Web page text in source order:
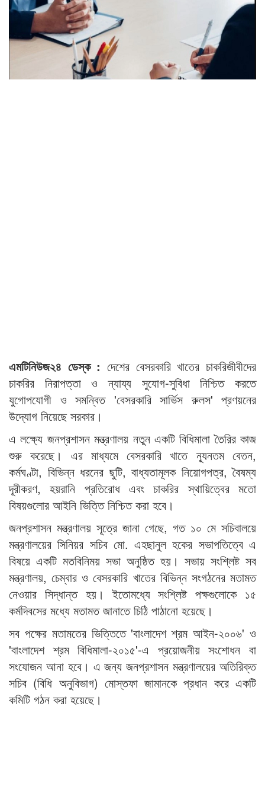
এমটিনিউজ২৪ ডেস্ক : দেশের বেসরকারি খাতের চাকরিজীবীদের
চাকরির নিরাপত্তা ও ন্যায্য সুযোগ-সুবিধা নিশ্চিত করতে
যুগোপযোগী ও সমন্বিত 'বেসরকারি সার্ভিস রুলস' প্রণয়নের
উদ্যোগ নিয়েছে সরকার।
এ লক্ষ্যে জনপ্রশাসন মন্ত্রণালয় নতুন একটি বিধিমালা তৈরির কাজ
শুরু করেছে। এর মাধ্যমে বেসরকারি খাতে ন্যূনতম বেতন,
কর্মঘণ্টা, বিভিন্ন ধরনের ছুটি, বাধ্যতামূলক নিয়োগপত্র, বৈষম্য
দূরীকরণ, হয়রানি প্রতিরোধ এবং চাকরির স্থায়িত্বের মতো
বিষয়গুলোর আইনি ভিত্তি নিশ্চিত করা হবে।
জনপ্রশাসন মন্ত্রণালয় সূত্রে জানা গেছে, গত ১০ মে সচিবালয়ে
মন্ত্রণালয়ের সিনিয়র সচিব মো. এহছানুল হকের সভাপতিত্বে এ
বিষয়ে একটি মতবিনিময় সভা অনুষ্ঠিত হয়। সভায় সংশ্লিষ্ট সব
মন্ত্রণালয়, চেম্বার ও বেসরকারি খাতের বিভিন্ন সংগঠনের মতামত
নেওয়ার সিদ্ধান্ত হয়। ইতোমধ্যে সংশ্লিষ্ট পক্ষগুলোকে ১৫
কর্মদিবসের মধ্যে মতামত জানাতে চিঠি পাঠানো হয়েছে।
সব পক্ষের মতামতের ভিত্তিতে 'বাংলাদেশ শ্রম আইন-২০০৬' ও
'বাংলাদেশ শ্রম বিধিমালা-২০১৫'-এ প্রয়োজনীয় সংশোধন বা
সংযোজন আনা হবে। এ জন্য জনপ্রশাসন মন্ত্রণালয়ের অতিরিক্ত
সচিব (বিধি অনুবিভাগ) মোস্তফা জামানকে প্রধান করে একটি
কমিটি গঠন করা হয়েছে।